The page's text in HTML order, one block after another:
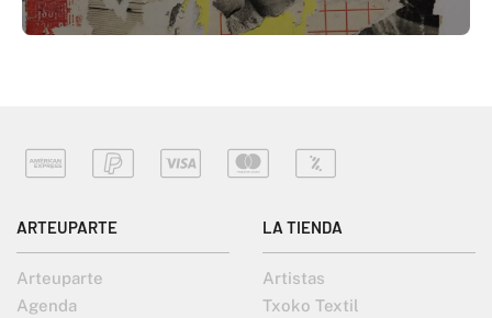
ARTEUPARTE
Arteuparte
Agenda
LA TIENDA
Artistas
Txoko Textil